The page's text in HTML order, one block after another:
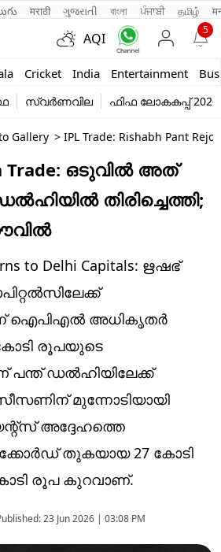
मराठी ગુજરાતી বাংলা ਪੰਜਾਬੀ தமிழ்
AQI
5
Cricket India Entertainment
സ്വർണവില ഫിഫ ലോകകപ്പ് 2026
Gallery > IPL Trade: Rishabh Pant
Trade: ഒടുവില്‍ അത്
തിരിച്ചെത്തി;
to Delhi Capitals: ഋഷഭ്
ഐപിഎല്‍ അധികൃതർ
കോടി രൂപയുടെ
പന്ത് ഡൽഹിയിലേക്ക്
മുന്നോടിയായി
അദ്ദേഹത്തെ
തുകയായ 27 കോടി
രൂപ കുറവാണ്.
23 Jun 2026 | 03:08 PM